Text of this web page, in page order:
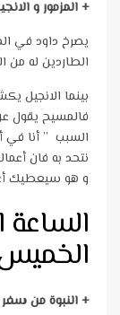
+ المزمور و
يصرخ داود في
الطاردين له من
بينما الانجيل
فالمسيح يقول
السبب ” أنا
نتحد به فان
و هو سيعطيك
الساعة
+ النبوة من سفر